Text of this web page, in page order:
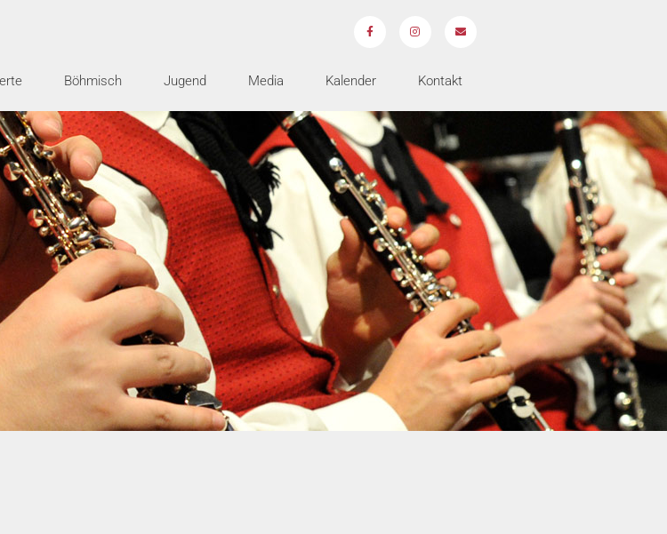
Böhmisch Jugend Media Kalender Kontakt